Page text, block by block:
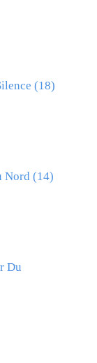
(18)
Nord (14)
Du